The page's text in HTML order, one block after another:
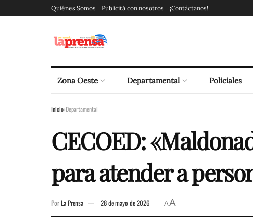
Quiénes Somos Publicitá con nosotros ¡Contáctanos!
Zona Oeste Departamental Policiales
Inicio Departamental
CECOED:
para atender a
PorLa Prensa 28 de mayo de 2026 AA